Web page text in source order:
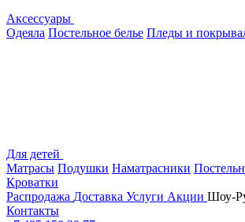
Аксессуары
Одеяла Постельное белье Пледы и
Для детей
Матрасы Подушки Наматрасники
Кроватки
Распродажа Доставка Услуги Акции Шоу-
Контакты